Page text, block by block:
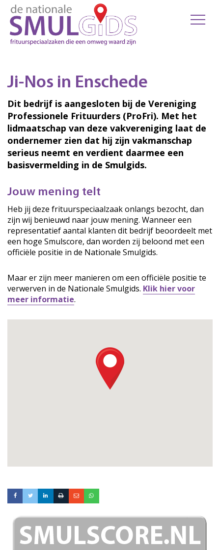
Ji-Nos in Enschede
Dit bedrijf is aangesloten bij de Vereniging
Professionele Frituurders (ProFri). Met het
lidmaatschap van deze vakvereniging laat de
ondernemer zien dat hij zijn vakmanschap
serieus neemt en verdient daarmee een
basisvermelding in de Smulgids.
Jouw mening telt
Heb jij deze frituurspeciaalzaak onlangs bezocht, dan
zijn wij benieuwd naar jouw mening. Wanneer een
representatief aantal klanten dit bedrijf beoordeelt met
een hoge Smulscore, dan worden zij beloond met een
officiële positie in de Nationale Smulgids.
Maar er zijn meer manieren om een officiële positie te
verwerven in de Nationale Smulgids. Klik hier voor
meer informatie.